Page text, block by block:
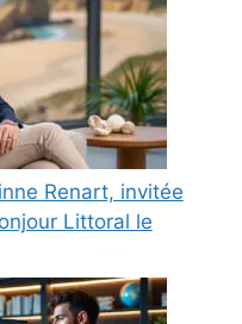
Renart, invitée
Littoral le